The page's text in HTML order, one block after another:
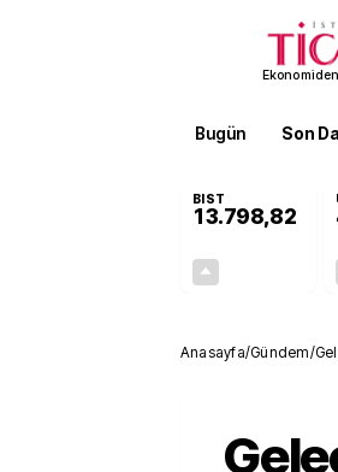
Bugün Son
BIST
13.798,82
Anasayfa/Gündem/